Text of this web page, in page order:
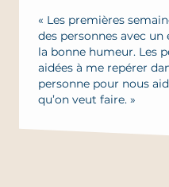
« Les premières
des personnes avec
la bonne humeur. Les
aidées à me repérer
personne pour nous
qu’on veut faire. »